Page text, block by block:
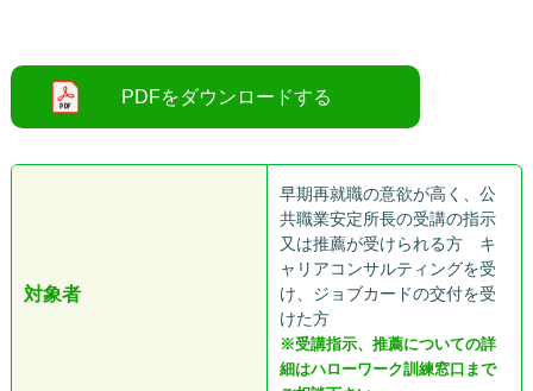
対象者
早期再就職の意欲が高く、公
共職業安定所長の受講の指示
又は推薦が受けられる方 キ
ャリアコンサルティングを受
け、ジョブカードの交付を受
けた方
※受講指示、推薦についての詳
細はハローワーク訓練窓口まで